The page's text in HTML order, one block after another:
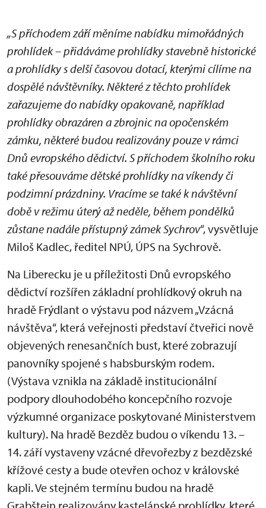
„S příchodem září měníme nabídku mimořádných
prohlídek – přidáváme prohlídky stavebně historické
a prohlídky s delší časovou dotací, kterými cílíme na
dospělé návštěvníky. Některé z těchto prohlídek
zařazujeme do nabídky opakovaně, například
prohlídky obrazáren a zbrojnic na opočenském
zámku, některé budou realizovány pouze v rámci
Dnů evropského dědictví. S příchodem školního roku
také přesouváme dětské prohlídky na víkendy či
podzimní prázdniny. Vracíme se také k návštěvní
době v režimu úterý až neděle, během pondělků
zůstane nadále přístupný zámek Sychrov“, vysvětluje
Miloš Kadlec, ředitel NPÚ, ÚPS na Sychrově.
Na Liberecku je u příležitosti Dnů evropského
dědictví rozšířen základní prohlídkový okruh na
hradě Frýdlant o výstavu pod názvem „Vzácná
návštěva“, která veřejnosti představí čtveřici nově
objevených renesančních bust, které zobrazují
panovníky spojené s habsburským rodem.
(Výstava vznikla na základě institucionální
podpory dlouhodobého koncepčního rozvoje
výzkumné organizace poskytované Ministerstvem
kultury). Na hradě Bezděz budou o víkendu 13. –
14. září vystaveny vzácné dřevořezby z bezdězské
křížové cesty a bude otevřen ochoz v královské
kapli. Ve stejném termínu budou na hradě